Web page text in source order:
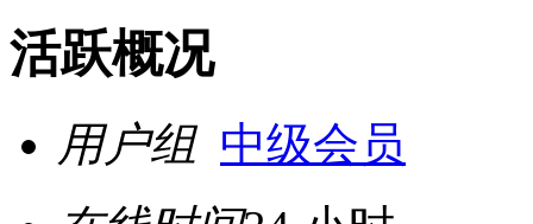
活跃概况
用户组 中级会员